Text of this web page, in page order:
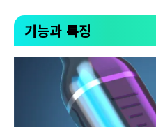
기능과 특징